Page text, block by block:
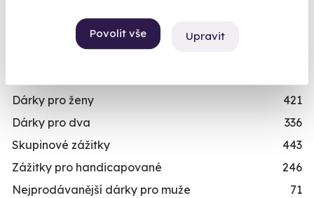
Povolit vše Upravit
Exkluzivně u Zážitky.cz
Dárky pro ženy
421
Dárky pro dva
336
Skupinové zážitky
443
Zážitky pro handicapované
246
Nejprodávanější dárky pro muže
71